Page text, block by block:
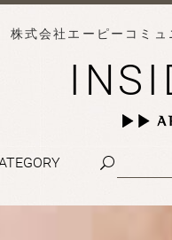
株式会社エーピーコミュ